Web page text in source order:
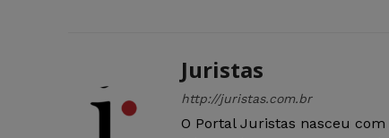
Juristas
http://juristas.com.br
O Portal Juristas nasceu